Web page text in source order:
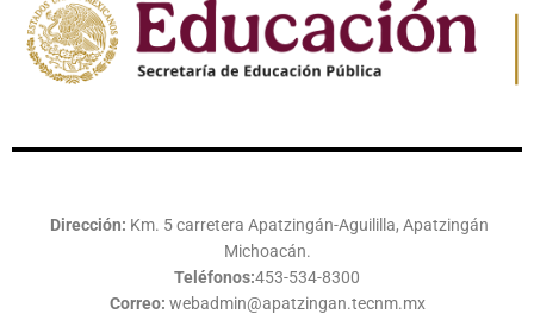
Dirección: Km. 5 carretera Apatzingán-Aguililla, Apatzingán
Michoacán.
Teléfonos:453-534-8300
Correo: webadmin@apatzingan.tecnm.mx